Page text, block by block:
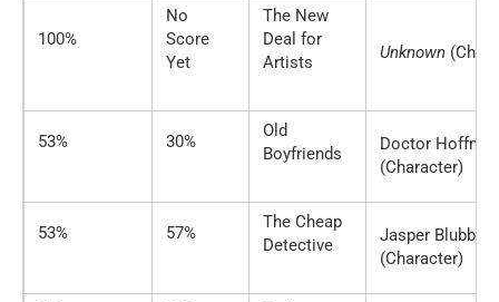
100%
No
Score
Yet
The New
Deal for
Artists
Unknown
53% 30%
Old
Boyfriends
Doctor
(Character)
53% 57%
The Cheap
Detective
Jasper Blubber
(Character)